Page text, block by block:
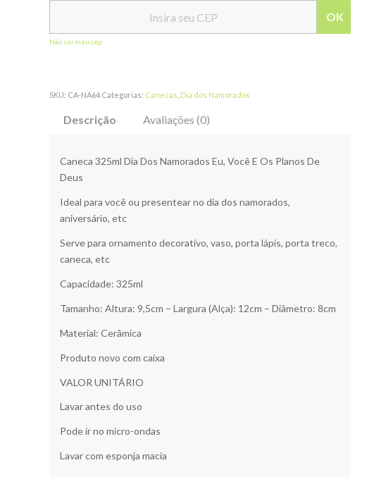
OK
Não sei meu cep
SKU: CA-NA64 Categorias: Canecas Dia dos Namorados
Descrição Avaliações (0)
Caneca 325ml Dia Dos Namorados Eu, Você E Os Planos De
Deus
Ideal para você ou presentear no dia dos namorados,
aniversário, etc
Serve para ornamento decorativo, vaso, porta lápis, porta treco,
caneca, etc
Capacidade: 325ml
Tamanho: Altura: 9,5cm – Largura (Alça): 12cm – Diâmetro: 8cm
Material: Cerâmica
Produto novo com caixa
VALOR UNITÁRIO
Lavar antes do uso
Pode ir no micro-ondas
Lavar com esponja macia